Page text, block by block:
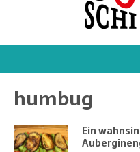
humbug
Ein